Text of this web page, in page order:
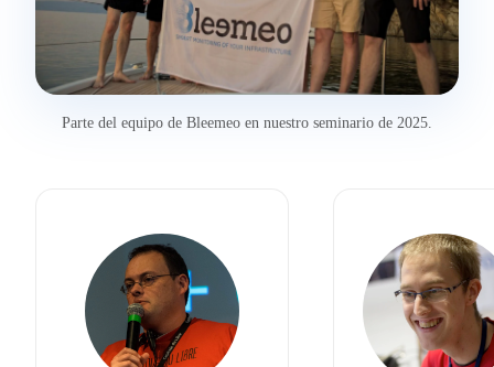
Parte del equipo de Bleemeo en nuestro seminario de 2025.